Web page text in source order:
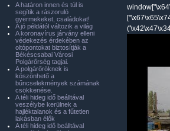
A határon innen és túl is
segítik a rászoruló
gyermekeket, családokat!
A jó példától változik a világ
A koronavírus járvány elleni
védekezés érdekében az
oltópontokat biztosítják a
Békéscsabai Városi
Polgárőrség tagjai.
A polgárőröknek is
köszönhető a
bűncselekmények számának
csökkenése.
A téli hideg idő beálltával
veszélybe kerülnek a
hajléktalanok és a fűtetlen
lakásban élők
A téli hideg idő beálltával